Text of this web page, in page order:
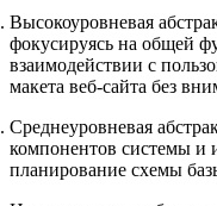
Высокоуровневая
фокусируясь на общей
взаимодействии с
макета веб-сайта без
Среднеуровневая
компонентов системы и
планирование схемы